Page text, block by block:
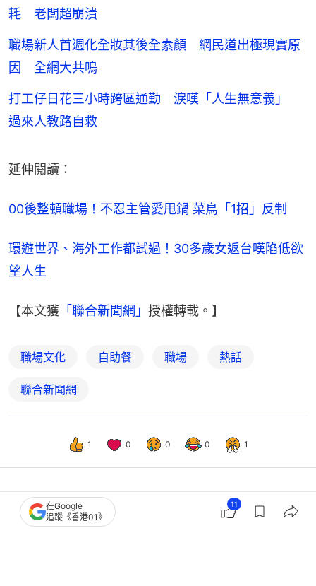
耗 老闆超崩潰
職場新人首週化全妝其後全素顏 網民道出極現實原
因 全網大共鳴
打工仔日花三小時跨區通勤 淚嘆「人生無意義」
過來人教路自救
延伸閱讀：
00後整頓職場！不忍主管愛甩鍋 菜鳥「1招」反制
環遊世界、海外工作都試過！30多歲女返台嘆陷低欲
望人生
【本文獲 「聯合新聞網」 授權轉載。】
職場文化 自助餐 職場 熱話
聯合新聞網
1 0 0 0 1
熱話 熱爆話題
餐廳吃完飯1動作能看出教養？網民秒回
在Google
追蹤《香港01》
11